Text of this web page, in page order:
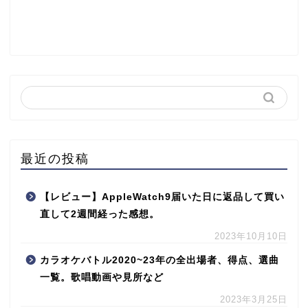
最近の投稿
【レビュー】AppleWatch9届いた日に返品して買い
直して2週間経った感想。
2023年10月10日
カラオケバトル2020~23年の全出場者、得点、選曲
一覧。歌唱動画や見所など
2023年3月25日